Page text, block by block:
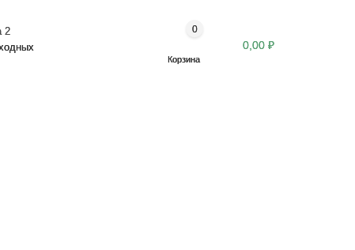
2
Корзина
0
0,00 ₽